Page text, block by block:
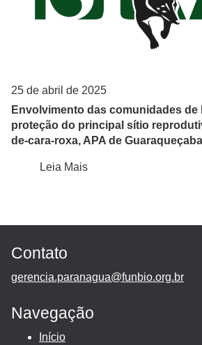
25 de abril de 2025
Envolvimento das comunidades de
proteção do principal sítio
de-cara-roxa, APA de
Leia Mais
Contato
gerencia.paranagua@funbio.org.br
Navegação
Início